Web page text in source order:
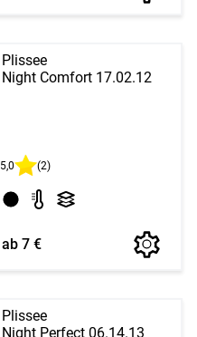
Plissee
Night Comfort 17.02.12
5,0 (2)
ab 7 €
Plissee
Night Perfect 06.14.13